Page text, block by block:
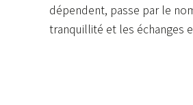
dépendent, passe par le
tranquillité et les échanges